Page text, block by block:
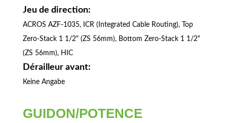
Jeu de direction:
ACROS AZF-1035, ICR (Integrated Cable Routing), Top
Zero-Stack 1 1/2" (ZS 56mm), Bottom Zero-Stack 1 1/2"
(ZS 56mm), HIC
Dérailleur avant:
Keine Angabe
GUIDON/POTENCE